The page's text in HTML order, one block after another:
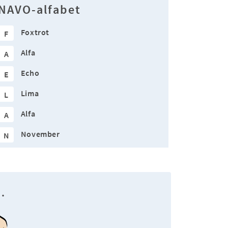
alfabet
F Foxtrot
A Alfa
E Echo
L Lima
A Alfa
N November